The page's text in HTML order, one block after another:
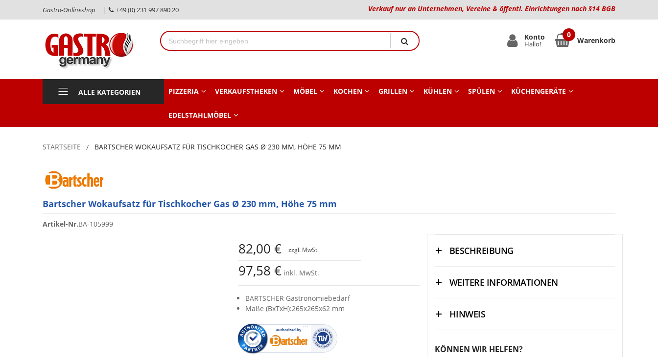
Gastro-Onlineshop +49 (0) 231 997 890 20 Verkauf nur an Unternehmen, Vereine & öffentl. Einrichtungen nach §14 BGB
Konto
Hallo! Warenkorb
ALLE KATEGORIEN PIZZERIA VERKAUFSTHEKEN MÖBEL KOCHEN GRILLEN KÜHLEN SPÜLEN KÜCHENGERÄTE
EDELSTAHLMÖBEL
STARTSEITE BARTSCHER WOKAUFSATZ FÜR TISCHKOCHER GAS Ø 230 MM, HÖHE 75 MM
Bartscher Wokaufsatz für Tischkocher Gas Ø 230 mm, Höhe 75 mm
Artikel-Nr.BA-105999
82,00 €
97,58 € inkl. MwSt.
BARTSCHER Gastronomiebedarf
Maße (BxTxH):265x265x62 mm
BESCHREIBUNG
WEITERE INFORMATIONEN
HINWEIS
KÖNNEN WIR HELFEN?